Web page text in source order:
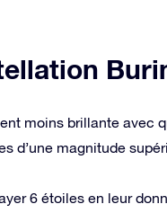
moins brillante avec
d’une magnitude
6 étoiles en leur